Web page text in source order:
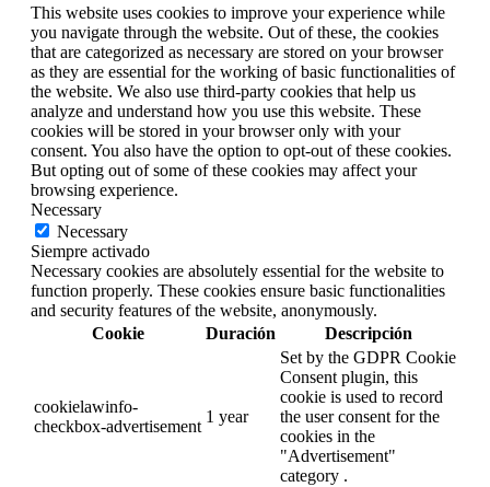
This website uses cookies to improve your experience while
you navigate through the website. Out of these, the cookies
that are categorized as necessary are stored on your browser
as they are essential for the working of basic functionalities of
the website. We also use third-party cookies that help us
analyze and understand how you use this website. These
cookies will be stored in your browser only with your
consent. You also have the option to opt-out of these cookies.
But opting out of some of these cookies may affect your
browsing experience.
Necessary
Necessary
Siempre activado
Necessary cookies are absolutely essential for the website to
function properly. These cookies ensure basic functionalities
and security features of the website, anonymously.
Cookie
Duración Descripción
cookielawinfo-
checkbox-advertisement
1 year
Set by the GDPR Cookie
Consent plugin, this
cookie is used to record
the user consent for the
cookies in the
"Advertisement"
category .